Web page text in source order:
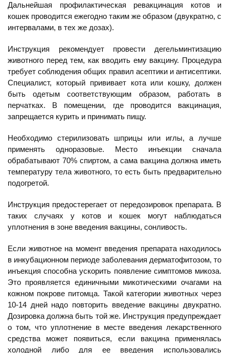
Дальнейшая профилактическая ревакцинация котов и
кошек проводится ежегодно таким же образом (двукратно, с
интервалами, в тех же дозах).
Инструкция рекомендует провести дегельминтизацию
животного перед тем, как вводить ему вакцину. Процедура
требует соблюдения общих правил асептики и антисептики.
Специалист, который прививает кота или кошку, должен
быть одетым соответствующим образом, работать в
перчатках. В помещении, где проводится вакцинация,
запрещается курить и принимать пищу.
Необходимо стерилизовать шприцы или иглы, а лучше
применять одноразовые. Место инъекции сначала
обрабатывают 70% спиртом, а сама вакцина должна иметь
температуру тела животного, то есть быть предварительно
подогретой.
Инструкция предостерегает от передозировок препарата. В
таких случаях у котов и кошек могут наблюдаться
уплотнения в зоне введения вакцины, сонливость.
Если животное на момент введения препарата находилось
в инкубационном периоде заболевания дерматофитозом, то
инъекция способна ускорить появление симптомов микоза.
Это проявляется единичными микотическими очагами на
кожном покрове питомца. Такой категории животных через
10-14 дней надо повторить введение вакцины двукратно.
Дозировка должна быть той же. Инструкция предупреждает
о том, что уплотнение в месте введения лекарственного
средства может появиться, если вакцина применялась
холодной либо для ее введения использовались